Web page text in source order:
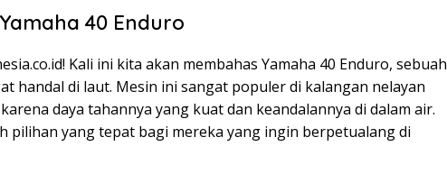
40 Enduro
Kali ini kita akan membahas Yamaha 40 Enduro, sebuah
handal di laut. Mesin ini sangat populer di kalangan nelayan
daya tahannya yang kuat dan keandalannya di dalam air.
pilihan yang tepat bagi mereka yang ingin berpetualang di